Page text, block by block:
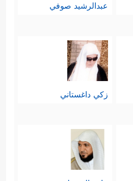
عبدالرشيد صوفي
زكي داغستاني